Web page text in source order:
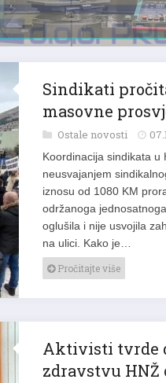
Sindikati
masovne
Ostale novosti
Koordinacija sindikata
neusvajanjem
iznosu od 1080 KM
održanoga
oglušila i nije usvojila
na ulici. Kako je…
Pročitajte više
Aktivisti tvrde
zdravstvu HNŽ